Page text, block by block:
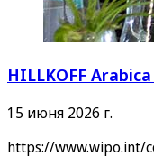
HILLKOFF
15 июня 2026 г.
https://www.wipo.int/